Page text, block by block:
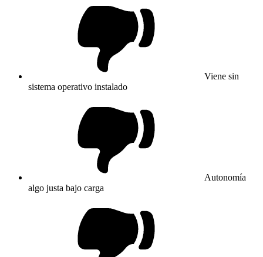
Viene sin
sistema operativo instalado
Autonomía
algo justa bajo carga